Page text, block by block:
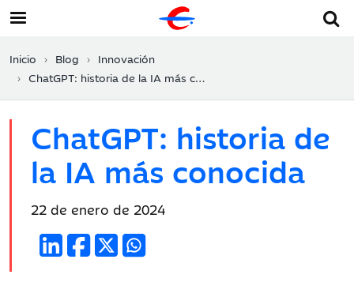
Inicio Blog
Innovación
ChatGPT: historia de la IA más conocida
ChatGPT: historia de
la IA más conocida
Fecha
publicación:
22 de enero de 2024